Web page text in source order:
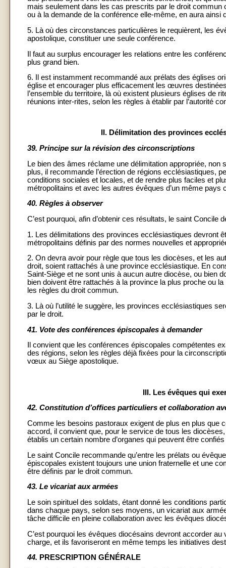
mais seulement dans les cas prescrits par le droit commun
ou à la demande de la conférence elle-même, en aura ainsi
5. Là où des circonstances particulières le requièrent, les
apostolique, constituer une seule conférence.
Il faut au surplus encourager les relations entre les
plus grand bien.
6. Il est instamment recommandé aux prélats des églises
église et encourager plus efficacement les œuvres
l’ensemble du territoire, là où existent plusieurs églises de
réunions inter-rites, selon les règles à établir par l’autorité
II. Délimitation des provinces
39. Principe sur la révision des circonscriptions
Le bien des âmes réclame une délimitation appropriée,
plus, il recommande l’érection de régions ecclésiastiques,
conditions sociales et locales, et de rendre plus faciles et
métropolitains et avec les autres évêques d’un même
40. Règles à observer
C’est pourquoi, afin d’obtenir ces résultats, le saint Concile
1. Les délimitations des provinces ecclésiastiques devront
métropolitains définis par des normes nouvelles et
2. On devra avoir pour règle que tous les diocèses, et les
droit, soient rattachés à une province ecclésiastique. En
Saint-Siège et ne sont unis à aucun autre diocèse, ou bien
bien doivent être rattachés à la province la plus proche ou
les règles du droit commun.
3. Là où l’utilité le suggère, les provinces ecclésiastiques
par le droit.
41. Vote des conférences épiscopales à demander
Il convient que les conférences épiscopales compétentes
des régions, selon les règles déjà fixées pour la
vœux au Siège apostolique.
III. Les évêques qui
42. Constitution d’offices particuliers et collaboration
Comme les besoins pastoraux exigent de plus en plus que
accord, il convient que, pour le service de tous les
établis un certain nombre d’organes qui peuvent être
Le saint Concile recommande qu’entre les prélats ou
épiscopales existent toujours une union fraternelle et une
être définis par le droit commun.
43. Le vicariat aux armées
Le soin spirituel des soldats, étant donné les conditions
dans chaque pays, selon ses moyens, un vicariat aux
tâche difficile en pleine collaboration avec les évêques
C’est pourquoi les évêques diocésains devront accorder
charge, et ils favoriseront en même temps les initiatives
44. PRESCRIPTION GÉNÉRALE